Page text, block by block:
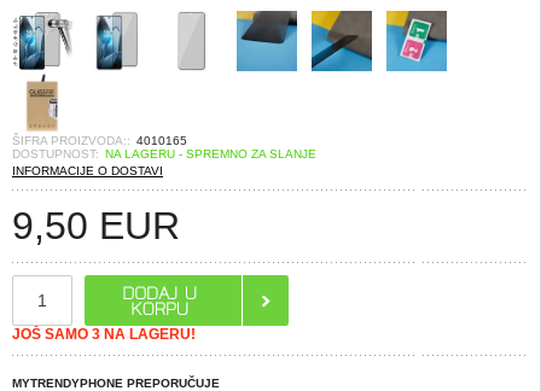
ŠIFRA PROIZVODA:: 4010165
DOSTUPNOST: NA LAGERU - SPREMNO ZA SLANJE
INFORMACIJE O DOSTAVI
9,50 EUR
JOŠ SAMO 3 NA LAGERU!
MYTRENDYPHONE PREPORUČUJE